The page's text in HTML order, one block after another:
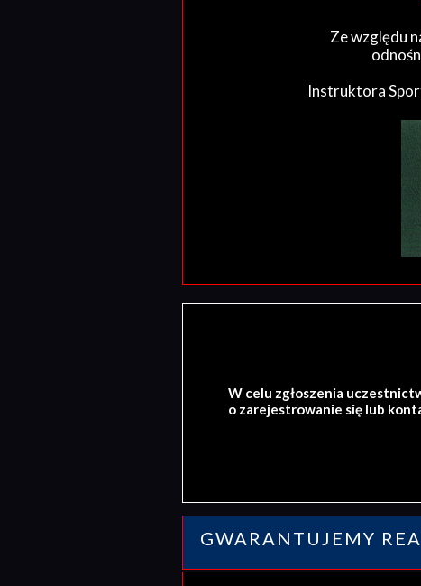
Ze względu
Instruktora
W celu zgłoszenia
o zarejestrowanie się lub
GWARANTUJEMY